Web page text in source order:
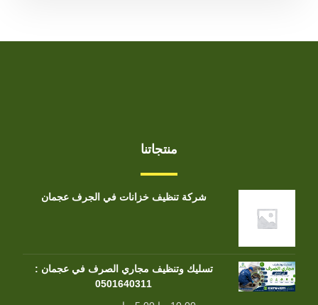
منتجاتنا
شركة تنظيف خزانات في الجرف عجمان
تسليك وتنظيف مجاري الصرف في عجمان :
0501640311